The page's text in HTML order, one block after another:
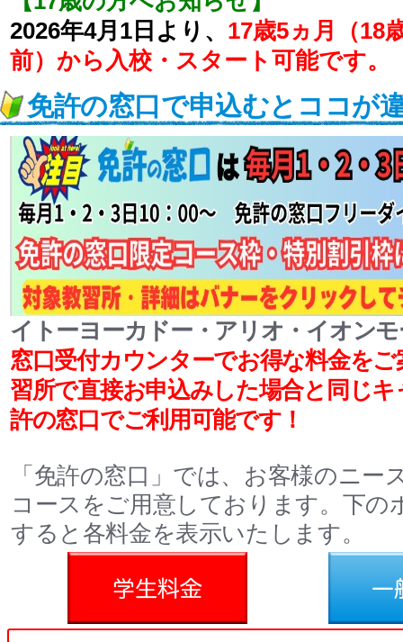
2026年4月1日より、 17歳5ヵ月（18
前）から入校・スタート可能です。
免許の窓口で申込むとココが
イトーヨーカドー・アリオ・イオン
窓口受付カウンターでお得な料金を
習所で直接お申込みした場合と同じ
許の窓口でご利用可能です！
「免許の窓口」では、お客様のニー
コースをご用意しております。下の
すると各料金を表示いたします。